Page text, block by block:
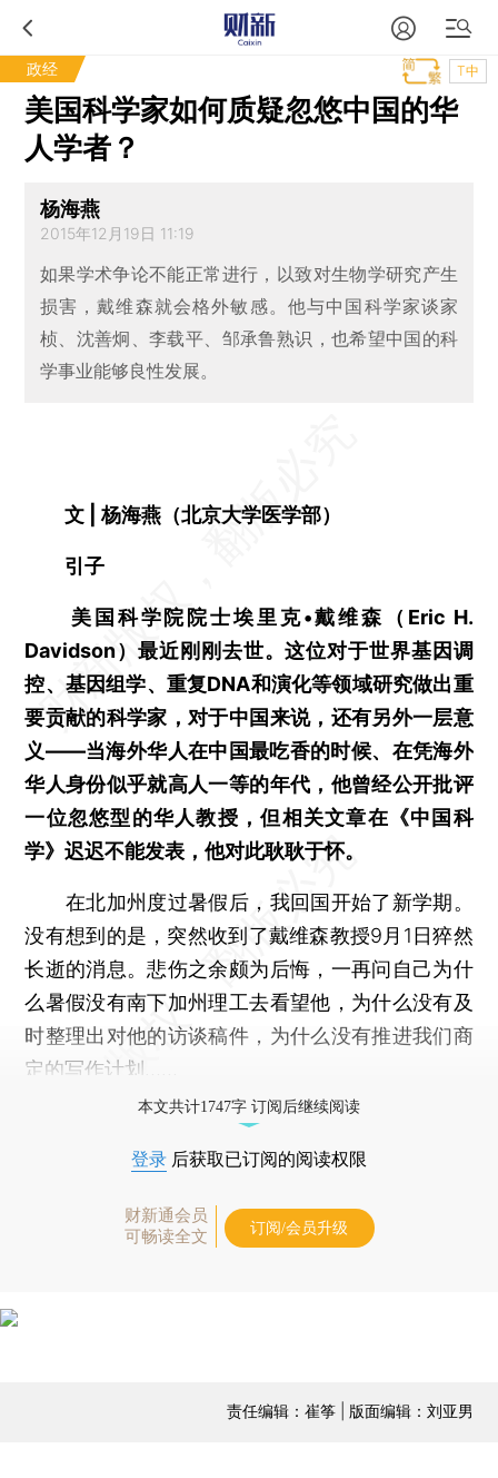
政经 T中
美国科学家如何质疑忽悠中国的华
人学者？
杨海燕
2015年12月19日 11:19
如果学术争论不能正常进行，以致对生物学研究产生
损害，戴维森就会格外敏感。他与中国科学家谈家
桢、沈善炯、李载平、邹承鲁熟识，也希望中国的科
学事业能够良性发展。
文 | 杨海燕（北京大学医学部）
引子
美国科学院院士埃里克•戴维森（Eric H.
Davidson）最近刚刚去世。这位对于世界基因调
控、基因组学、重复DNA和演化等领域研究做出重
要贡献的科学家，对于中国来说，还有另外一层意
义——当海外华人在中国最吃香的时候、在凭海外
华人身份似乎就高人一等的年代，他曾经公开批评
一位忽悠型的华人教授，但相关文章在《中国科
学》迟迟不能发表，他对此耿耿于怀。
在北加州度过暑假后，我回国开始了新学期。
没有想到的是，突然收到了戴维森教授9月1日猝然
长逝的消息。悲伤之余颇为后悔，一再问自己为什
么暑假没有南下加州理工去看望他，为什么没有及
时整理出对他的访谈稿件，为什么没有推进我们商
定的写作计划……
本文共计1747字 订阅后继续阅读
登录 后获取已订阅的阅读权限
财新通会员
可畅读全文
订阅/会员升级
责任编辑：崔筝 | 版面编辑：刘亚男